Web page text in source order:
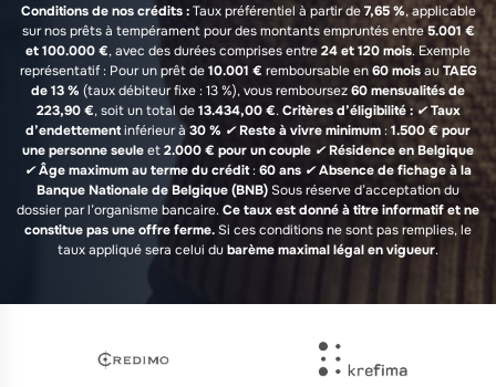
Conditions de nos crédits :Taux préférentiel à partir de7,65 %, applicable
sur nos prêts à tempérament pour des montants empruntés entre5.001 €
et 100.000 €, avec des durées comprises entre24 et 120 mois. Exemple
représentatif : Pour un prêt de10.001 € remboursable en60 moisauTAEG
de 13 % (taux débiteur fixe : 13 %), vous remboursez60 mensualités de
223,90 €, soit un total de13.434,00 €.Critères d’éligibilité :✔Taux
d’endettementinférieur à 30 % ✔Reste à vivre minimum :1.500 € pour
une personne seuleet2.000 € pour un couple ✔Résidence en Belgique
✔Âge maximum au terme du crédit:60 ans ✔Absence de fichage à la
Banque Nationale de Belgique (BNB) Sous réserve d’acceptation du
dossier par l’organisme bancaire.Ce taux est donné à titre informatif et ne
constitue pas une offre ferme.Si ces conditions ne sont pas remplies, le
taux appliqué sera celui dubarème maximal légal en vigueur.